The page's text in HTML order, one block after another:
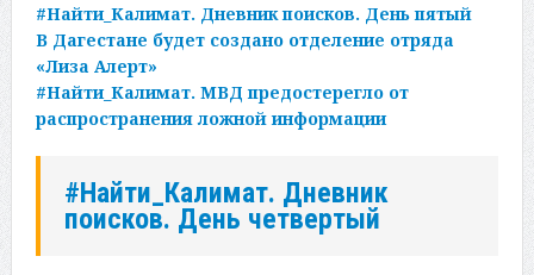
#Найти_Калимат. Дневник поисков. День пятый
В Дагестане будет создано отделение отряда
«Лиза Алерт»
#Найти_Калимат. МВД предостерегло от
распространения ложной информации
#Найти_Калимат. Дневник
поисков. День четвертый